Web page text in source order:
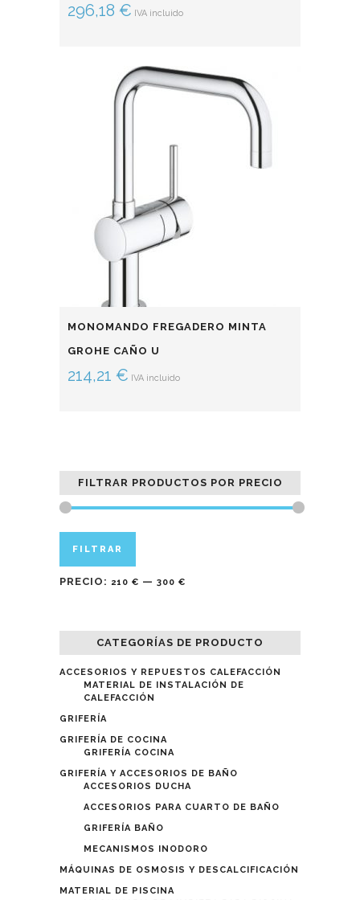
296,18 € IVA incluido
MONOMANDO FREGADERO MINTA
GROHE CAÑO U
214,21 € IVA incluido
FILTRAR PRODUCTOS POR PRECIO
FILTRAR
PRECIO: 210 € — 300 €
CATEGORÍAS DE PRODUCTO
ACCESORIOS Y REPUESTOS CALEFACCIÓN
MATERIAL DE INSTALACIÓN DE
CALEFACCIÓN
GRIFERÍA
GRIFERÍA DE COCINA
GRIFERÍA COCINA
GRIFERÍA Y ACCESORIOS DE BAÑO
ACCESORIOS DUCHA
ACCESORIOS PARA CUARTO DE BAÑO
GRIFERÍA BAÑO
MECANISMOS INODORO
MÁQUINAS DE OSMOSIS Y DESCALCIFICACIÓN
MATERIAL DE PISCINA